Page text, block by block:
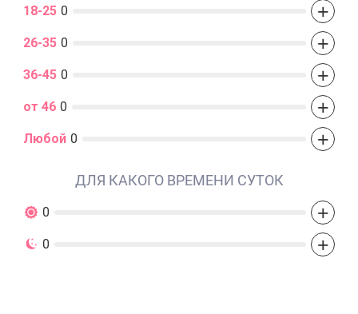
18-25 0 +
26-35 0 +
36-45 0 +
от 46 0 +
Любой 0 +
ДЛЯ КАКОГО ВРЕМЕНИ СУТОК
0 +
0 +